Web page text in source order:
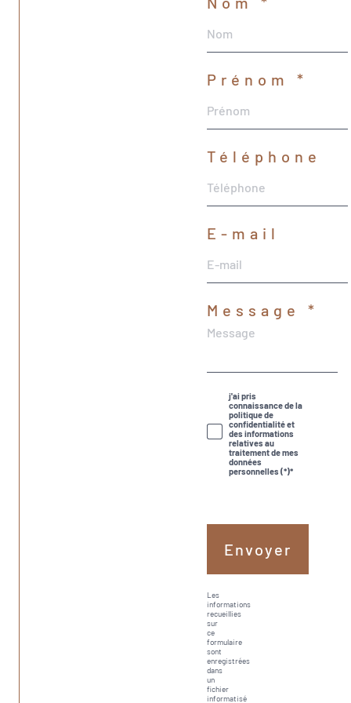
Prénom *
Téléphone
E-mail
Message *
j'ai pris
connaissance de la
politique de
confidentialité et
des informations
relatives au
traitement de mes
données
personnelles (*)*
Envoyer
Les
informations
recueillies
sur
ce
formulaire
sont
enregistrées
dans
un
fichier
informatisé